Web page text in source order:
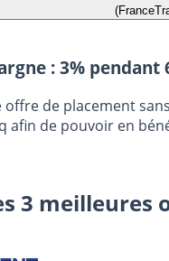
: 3% pendant
offre de placement
afin de pouvoir en
3